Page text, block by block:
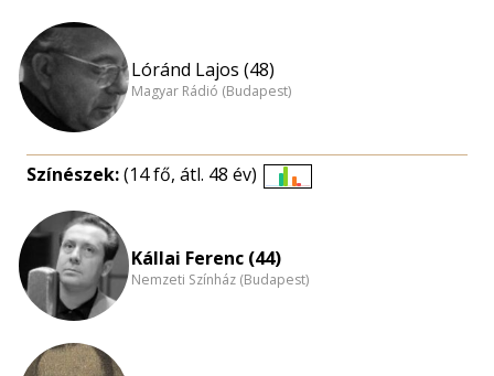
Lóránd Lajos (48)
Magyar Rádió (Budapest)
Színészek:(14 fő, átl. 48 év)
Kállai Ferenc (44)
Nemzeti Színház (Budapest)